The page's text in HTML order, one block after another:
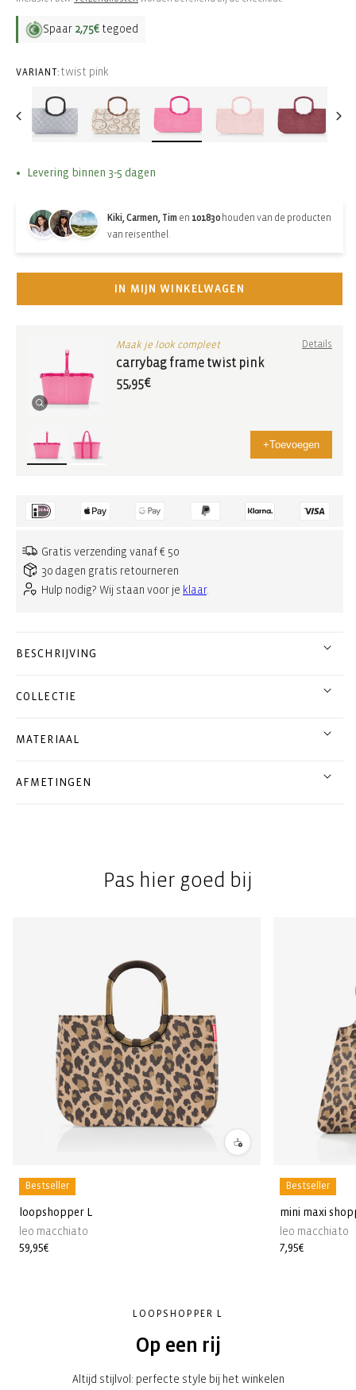
Spaar 2,75€ tegoed
VARIANT: twist pink
Levering binnen 3-5 dagen
Kiki, Carmen, Tim en 101830 houden van de producten
van reisenthel.
IN MIJN WINKELWAGEN
Maak je look compleet Details
carrybag frame twist pink
55,95€
+Toevoegen
Gratis verzending vanaf € 50
30 dagen gratis retourneren
Hulp nodig? Wij staan voor je klaar.
BESCHRIJVING
COLLECTIE
MATERIAAL
AFMETINGEN
Pas hier goed bij
Bestseller
loopshopper L
leo macchiato
Normale
59,95€
Bestseller
mini maxi
leo macchiato
Normale
7,95€
LOOPSHOPPER L
Op een rij
Altijd stijlvol: perfecte style bij het winkelen